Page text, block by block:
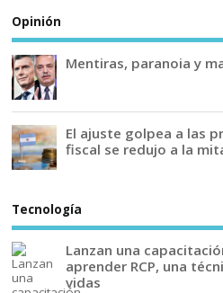
Opinión
Mentiras, paranoia y
El ajuste golpea a las
fiscal se redujo a la
Tecnología
Lanzan una
aprender RCP, una
vidas